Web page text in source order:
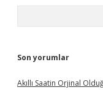
Son yorumlar
Akıllı Saatin Orjinal